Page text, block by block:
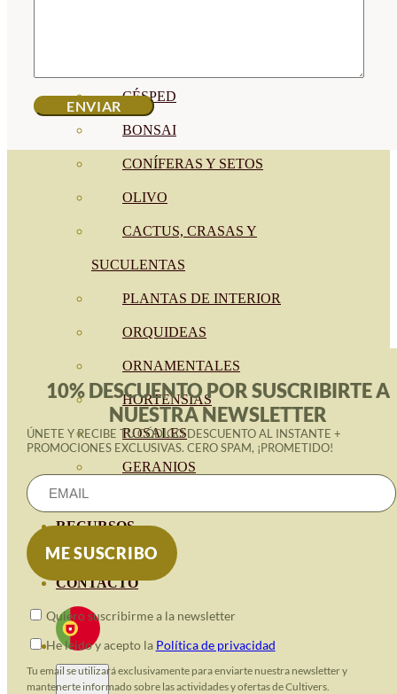
CÉSPED
BONSAI
CONÍFERAS Y SETOS
OLIVO
CACTUS, CRASAS Y
SUCULENTAS
PLANTAS DE INTERIOR
ORQUIDEAS
ORNAMENTALES
HORTENSIAS
ROSALES
GERANIOS
VIVERO
RECURSOS
BLOGUE ECO
CONTACTO
10% DESCUENTO POR SUSCRIBIRTE A
NUESTRA NEWSLETTER
ÚNETE Y RECIBE TU CÓDIGO DESCUENTO AL INSTANTE +
PROMOCIONES EXCLUSIVAS. CERO SPAM, ¡PROMETIDO!
Quiero suscribirme a la newsletter
He leido y acepto la Política de privacidad
Tu email se utilizará exclusivamente para enviarte nuestra newsletter y
mantenerte informado sobre las actividades y ofertas de Cultivers.